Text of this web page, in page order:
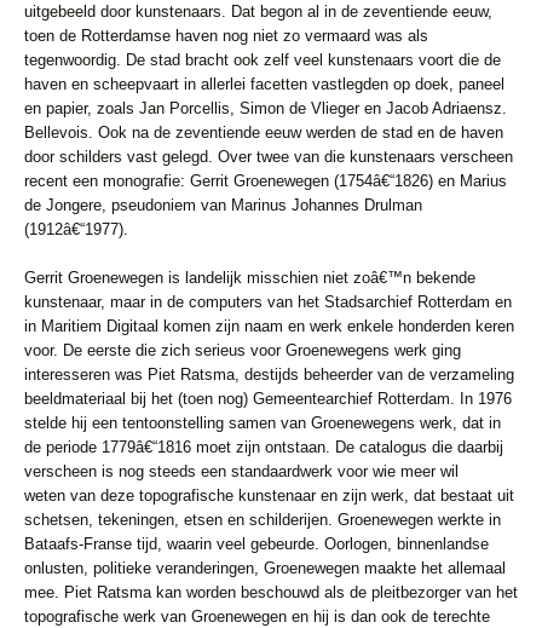
uitgebeeld door kunstenaars. Dat begon al in de zeventiende eeuw,
toen de Rotterdamse haven nog niet zo vermaard was als
tegenwoordig. De stad bracht ook zelf veel kunstenaars voort die de
haven en scheepvaart in allerlei facetten vastlegden op doek, paneel
en papier, zoals Jan Porcellis, Simon de Vlieger en Jacob Adriaensz.
Bellevois. Ook na de zeventiende eeuw werden de stad en de haven
door schilders vast gelegd. Over twee van die kunstenaars verscheen
recent een monografie: Gerrit Groenewegen (1754â€“1826) en Marius
de Jongere, pseudoniem van Marinus Johannes Drulman
(1912â€“1977).
Gerrit Groenewegen is landelijk misschien niet zoâ€™n bekende
kunstenaar, maar in de computers van het Stadsarchief Rotterdam en
in Maritiem Digitaal komen zijn naam en werk enkele honderden keren
voor. De eerste die zich serieus voor Groenewegens werk ging
interesseren was Piet Ratsma, destijds beheerder van de verzameling
beeldmateriaal bij het (toen nog) Gemeentearchief Rotterdam. In 1976
stelde hij een tentoonstelling samen van Groenewegens werk, dat in
de periode 1779â€“1816 moet zijn ontstaan. De catalogus die daarbij
verscheen is nog steeds een standaardwerk voor wie meer wil
weten van deze topografische kunstenaar en zijn werk, dat bestaat uit
schetsen, tekeningen, etsen en schilderijen. Groenewegen werkte in
Bataafs-Franse tijd, waarin veel gebeurde. Oorlogen, binnenlandse
onlusten, politieke veranderingen, Groenewegen maakte het allemaal
mee. Piet Ratsma kan worden beschouwd als de pleitbezorger van het
topografische werk van Groenewegen en hij is dan ook de terechte